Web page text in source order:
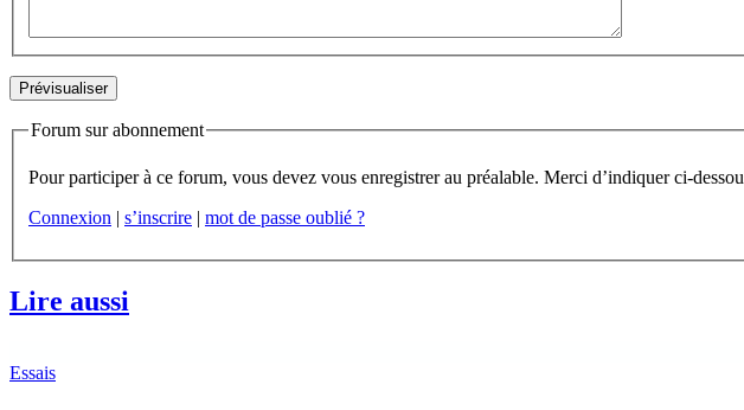
Forum sur abonnement
Connexion | s’inscrire | mot de passe oublié ?
Lire aussi
Essais